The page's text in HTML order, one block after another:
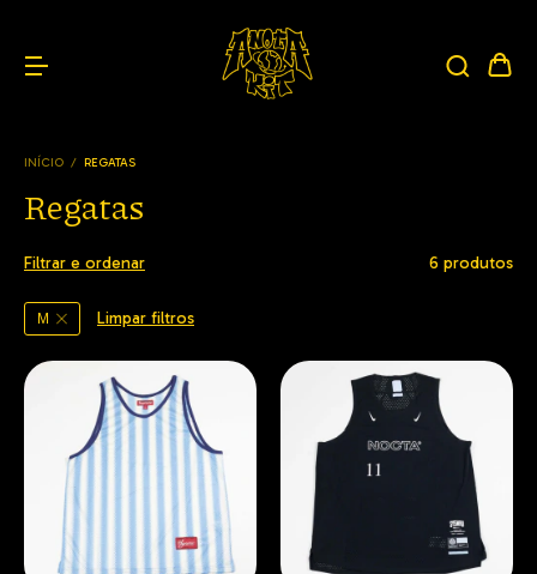
INÍCIO / REGATAS
Regatas
Filtrar e ordenar 6 produtos
M Limpar filtros